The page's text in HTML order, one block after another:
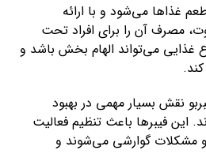
غذاها می‌شود و با ارائه
مصرف آن را برای افراد تحت
غذایی می‌تواند الهام بخش باشد و
نقش بسیار مهمی در بهبود
این فیبرها باعث تنظیم فعالیت
و مشکلات گوارشی می‌شوند و